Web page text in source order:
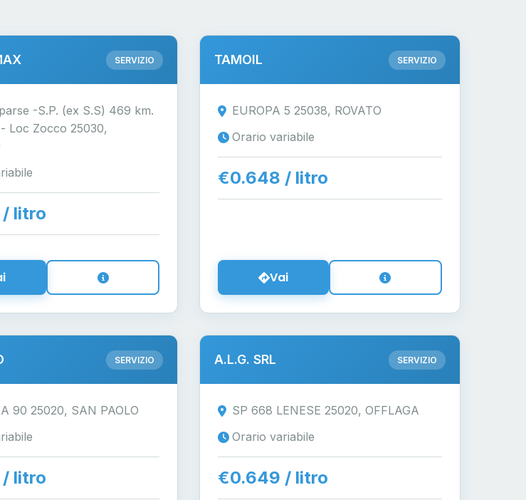
SERVIZIO
-S.P. (ex S.S) 469 km.
Loc Zocco 25030,
litro
TAMOIL SERVIZIO
EUROPA 5 25038, ROVATO
Orario variabile
€0.648 / litro
Vai
SERVIZIO
90 25020, SAN PAOLO
litro
A.L.G. SRL SERVIZIO
SP 668 LENESE 25020, OFFLAGA
Orario variabile
€0.649 / litro